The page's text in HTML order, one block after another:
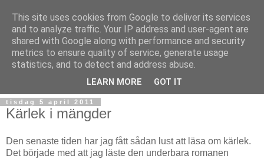
tisdag 5 april 2011
Kärlek i mängder
Den senaste tiden har jag fått sådan lust att läsa om kärlek.
Det började med att jag läste den underbara romanen
This site uses cookies from Google to deliver its services
and to analyze traffic. Your IP address and user-agent are
shared with Google along with performance and security
metrics to ensure quality of service, generate usage
statistics, and to detect and address abuse.
LEARN MORE GOT IT